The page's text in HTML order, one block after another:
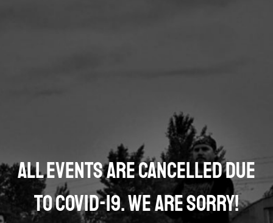
All events are cancelled due
to COVID-19. We are sorry!